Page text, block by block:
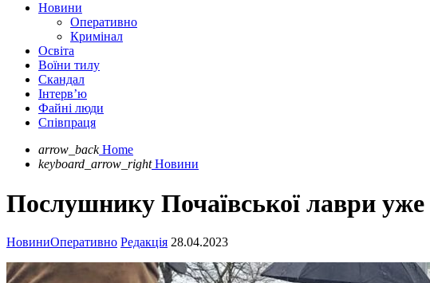
Новини
Оперативно
Кримінал
Освіта
Воїни тилу
Скандал
Інтерв’ю
Файні люди
Співпраця
arrow_back Home
keyboard_arrow_right Новини
Послушнику Почаївської лаври уже
НовиниОперативно Редакція 28.04.2023